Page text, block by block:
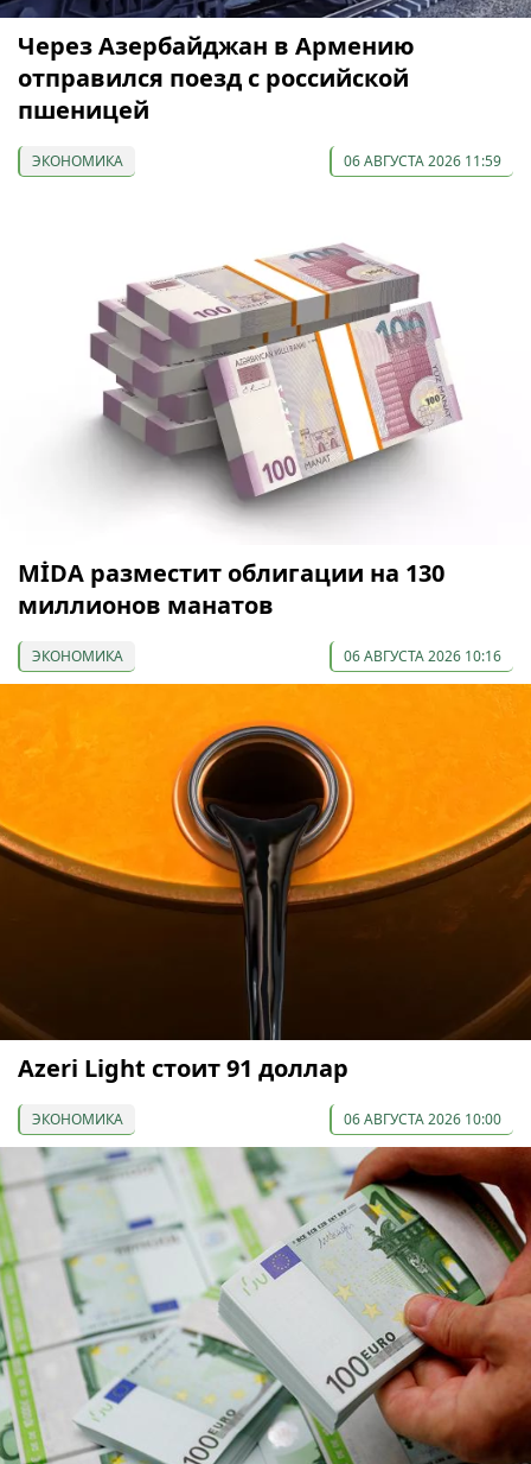
Через Азербайджан в Армению
отправился поезд с российской
пшеницей
ЭКОНОМИКА 06 АВГУСТА 2026 11:59
МİDA разместит облигации на 130
миллионов манатов
ЭКОНОМИКА 06 АВГУСТА 2026 10:16
Azeri Light стоит 91 доллар
ЭКОНОМИКА 06 АВГУСТА 2026 10:00